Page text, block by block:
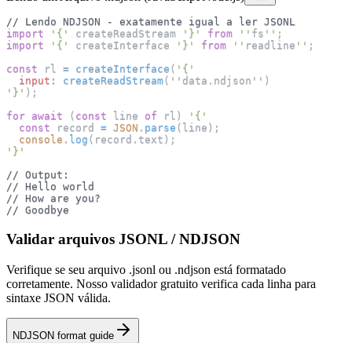
// Lendo NDJSON - exatamente igual a ler JSONL
import
'{' createReadStream '}' from '' fs '' ;
import
'{' createInterface '}' from '' readline '' ;
const rl = createInterface ( '{'
input : createReadStream( '' data . ndjson '' )
'}' ) ;
for await ( const line of rl )
'{'
const record = JSON . parse ( line ) ;
console . log ( record . text ) ;
'}'
// Output:
// Hello world
// How are you?
// Goodbye
Validar arquivos JSONL / NDJSON
Verifique se seu arquivo .jsonl ou .ndjson está formatado
corretamente. Nosso validador gratuito verifica cada linha para
sintaxe JSON válida.
NDJSON format guide